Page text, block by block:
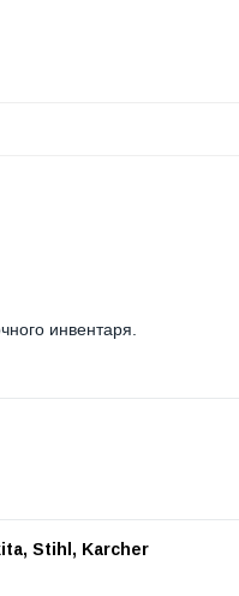
инвентаря.
Stihl, Karcher